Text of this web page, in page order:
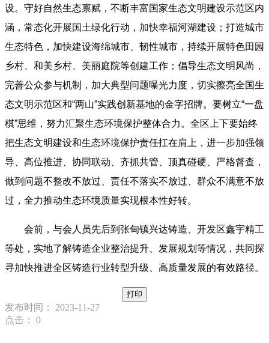
设。守好自然生态禀赋，不断丰富国家生态文明建设示范区内
涵，常态化开展国土绿化行动，加快幸福河湖建设；打造城市
生态特色，加快建设海绵城市、韧性城市，持续开展特色田园
乡村、和美乡村、美丽庭院等创建工作；倡导生态文明风尚，
完善公众参与机制，加大典型问题曝光力度，切实擦亮全国生
态文明示范区和“两山”实践创新基地的金字招牌。要树立“一盘
棋”思维，努力汇聚生态环境保护整体合力。全区上下要始终
把生态文明建设和生态环境保护责任扛在肩上，进一步加强领
导、高位推进、协同联动、齐抓共管、顶真碰硬、严格督查，
做到问题不整改不放过、责任不落实不放过、群众不满意不放
过，全力推动生态环境质量实现根本性好转。
会前，与会人员先后到张甸镇兴达铸造、开发区鑫宇精工
等处，实地了解铸造企业整治提升、发展规划等情况，共同探
寻加快推进全区铸造行业转型升级、高质量发展的有效路径。
打印
发布时间： 2023-11-27
点击： 0